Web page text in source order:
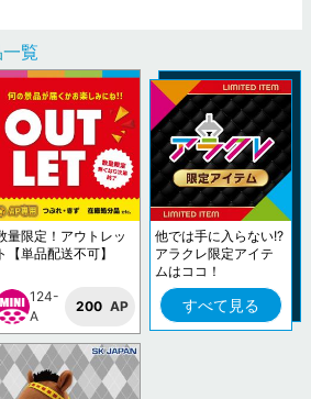
覧
量限定！アウトレッ
ト【単品配送不可】
124-
A
200 AP
他では手に入らない!?
アラクレ限定アイテ
ムはココ！
すべて見る